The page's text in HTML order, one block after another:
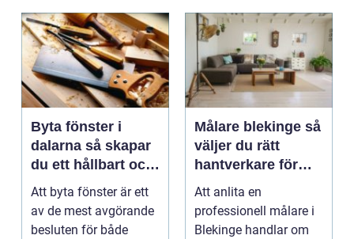
Byta fönster i
dalarna så skapar
du ett hållbart och
vackert hus
Att byta fönster är ett
av de mest avgörande
besluten för både
Målare blekinge så
väljer du rätt
hantverkare för
hem och företag
Att anlita en
professionell målare i
Blekinge handlar om